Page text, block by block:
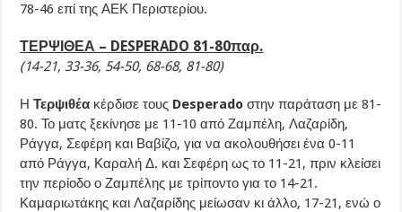
78-46 επί της ΑΕΚ Περιστερίου.
ΤΕΡΨΙΘΕΑ – DESPERADO 81-80παρ.
(14-21, 33-36, 54-50, 68-68, 81-80)
ΗΤερψιθέα κέρδισε τους Desperadoστην παράταση με 81-
80. Το ματς ξεκίνησε με 11-10 από Ζαμπέλη, Λαζαρίδη,
Ράγγα, Σεφέρη και Βαβίζο, για να ακολουθήσει ένα 0-11
από Ράγγα, Καραλή Δ. και Σεφέρη ως το 11-21, πριν κλείσει
την περίοδο ο Ζαμπέλης με τρίποντο για το 14-21.
Καμαριωτάκης και Λαζαρίδης μείωσαν κι άλλο, 17-21, ενώ ο